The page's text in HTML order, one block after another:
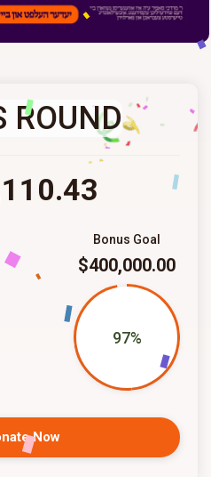
ROUND
Bonus Goal
$400,000.00
97%
Now